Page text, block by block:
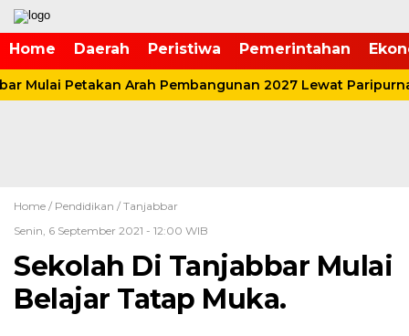
Home Daerah Peristiwa Pemerintahan
Mulai Petakan Arah Pembangunan 2027 Lewat Paripurna
Home / Pendidikan / Tanjabbar
Senin, 6 September 2021 - 12:00 WIB
Sekolah Di Tanjabbar Mulai
Belajar Tatap Muka.